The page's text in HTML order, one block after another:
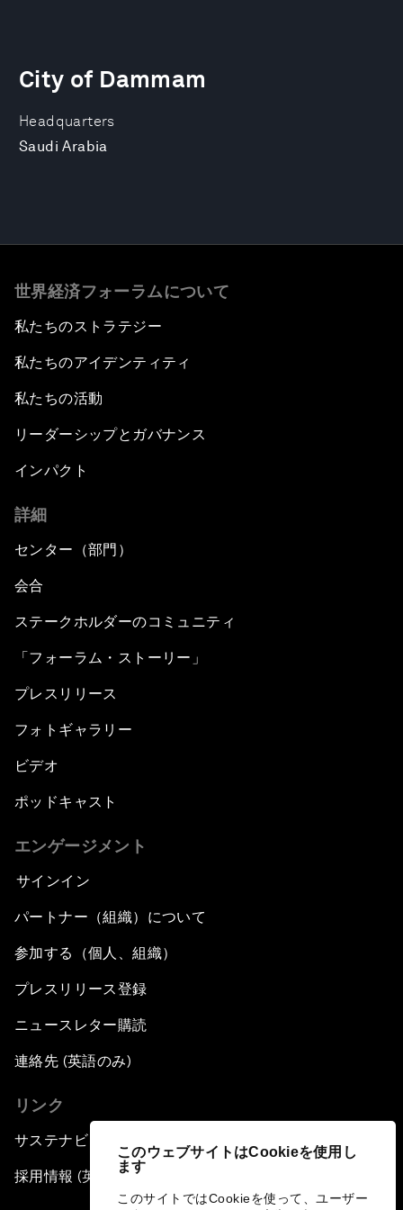
このウェブサイトはCookieを使用し
ます
このサイトではCookieを使って、ユーザー
Headquarters
Saudi Arabia
City of Dammam
世界経済フォーラムについて
私たちのストラテジー
私たちのアイデンティティ
私たちの活動
リーダーシップとガバナンス
インパクト
詳細
センター（部門）
会合
ステークホルダーのコミュニティ
「フォーラム・ストーリー」
プレスリリース
フォトギャラリー
ビデオ
ポッドキャスト
エンゲージメント
サインイン
パートナー（組織）について
参加する（個人、組織）
プレスリリース登録
ニュースレター購読
連絡先 (英語のみ)
リンク
サステナビリティへの取り組み
採用情報 (英語のみ)